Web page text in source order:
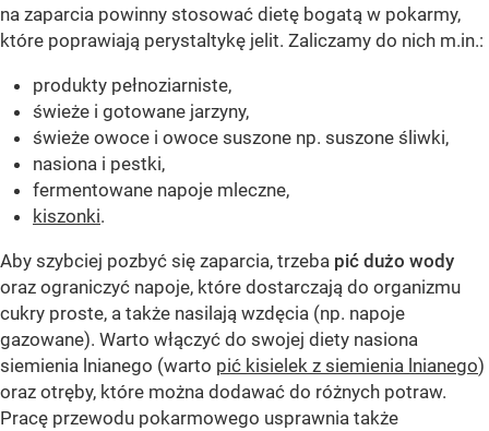
na zaparcia powinny stosować dietę bogatą w pokarmy,
które poprawiają perystaltykę jelit. Zaliczamy do nich m.in.:
produkty pełnoziarniste,
świeże i gotowane jarzyny,
świeże owoce i owoce suszone np. suszone śliwki,
nasiona i pestki,
fermentowane napoje mleczne,
kiszonki.
Aby szybciej pozbyć się zaparcia, trzeba pić dużo wody
oraz ograniczyć napoje, które dostarczają do organizmu
cukry proste, a także nasilają wzdęcia (np. napoje
gazowane). Warto włączyć do swojej diety nasiona
siemienia lnianego (warto pić kisielek z siemienia lnianego)
oraz otręby, które można dodawać do różnych potraw.
Pracę przewodu pokarmowego usprawnia także